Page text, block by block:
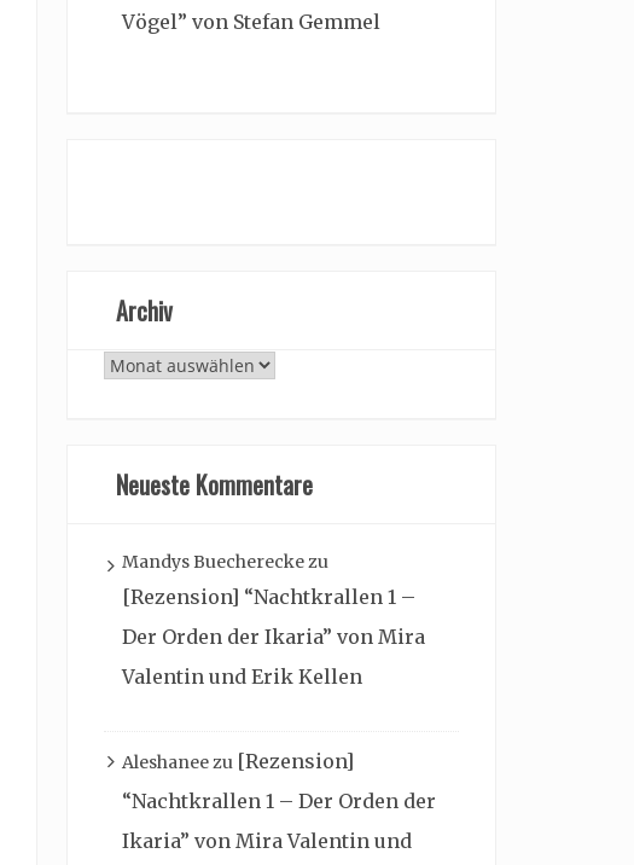
Vögel” von Stefan Gemmel
Archiv
Archiv
Neueste Kommentare
Mandys Buechereckezu
[Rezension] “Nachtkrallen 1 –
Der Orden der Ikaria” von Mira
Valentin und Erik Kellen
Aleshaneezu [Rezension]
“Nachtkrallen 1 – Der Orden der
Ikaria” von Mira Valentin und